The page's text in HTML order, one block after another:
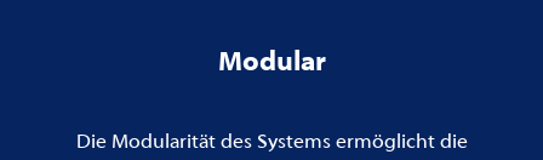
Modular
Die Modularität des Systems ermöglicht die